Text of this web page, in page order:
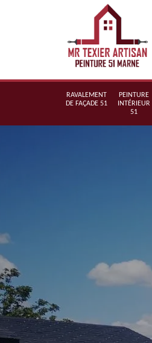
RAVALEMENT
DE FAÇADE 51
PEINTURE
INTÉRIEUR
51